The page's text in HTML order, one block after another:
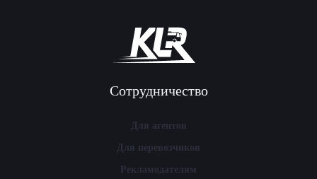
Сотрудничество
Для агентов
Для перевозчиков
Рекламодателям